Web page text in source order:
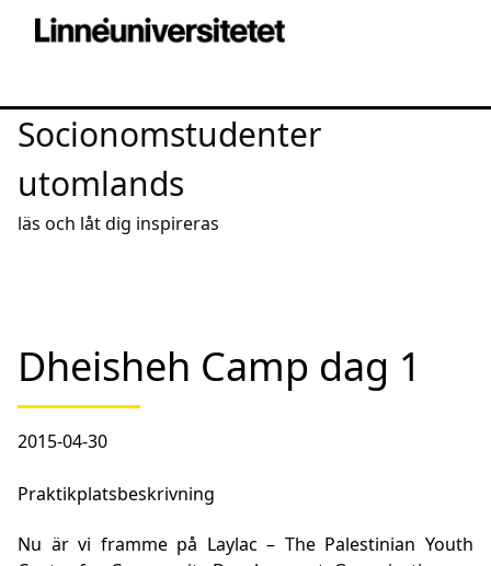
Socionomstudenter
utomlands
läs och låt dig inspireras
Dheisheh Camp dag 1
2015-04-30
Praktikplatsbeskrivning
Nu är vi framme på Laylac – The Palestinian Youth